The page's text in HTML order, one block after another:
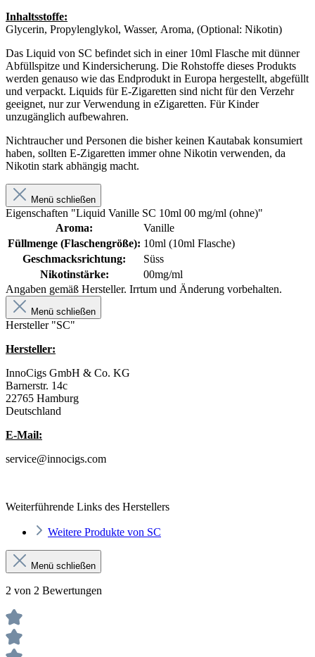
Inhaltsstoffe:
Glycerin, Propylenglykol, Wasser, Aroma, (Optional: Nikotin)
Das Liquid von SC befindet sich in einer 10ml Flasche mit dünner
Abfüllspitze und Kindersicherung. Die Rohstoffe dieses Produkts
werden genauso wie das Endprodukt in Europa hergestellt, abgefüllt
und verpackt. Liquids für E-Zigaretten sind nicht für den Verzehr
geeignet, nur zur Verwendung in eZigaretten. Für Kinder
unzugänglich aufbewahren.
Nichtraucher und Personen die bisher keinen Kautabak konsumiert
haben, sollten E-Zigaretten immer ohne Nikotin verwenden, da
Nikotin stark abhängig macht.
Menü schließen
Eigenschaften "Liquid Vanille SC 10ml 00 mg/ml (ohne)"
Aroma:
Vanille
Füllmenge (Flaschengröße): 10ml (10ml Flasche)
Geschmacksrichtung:
Süss
Nikotinstärke:
00mg/ml
Angaben gemäß Hersteller. Irrtum und Änderung vorbehalten.
Menü schließen
Hersteller "SC"
Hersteller:
InnoCigs GmbH & Co. KG
Barnerstr. 14c
22765 Hamburg
Deutschland
E-Mail:
service@innocigs.com
Weiterführende Links des Herstellers
Weitere Produkte von SC
Menü schließen
2 von 2 Bewertungen